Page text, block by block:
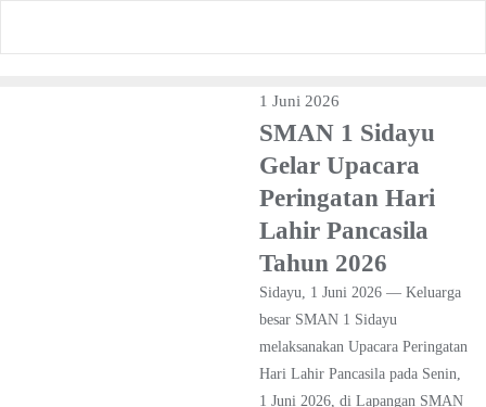
1 Juni 2026
SMAN 1 Sidayu
Gelar Upacara
Peringatan Hari
Lahir Pancasila
Tahun 2026
Sidayu, 1 Juni 2026 — Keluarga
besar SMAN 1 Sidayu
melaksanakan Upacara Peringatan
Hari Lahir Pancasila pada Senin,
1 Juni 2026, di Lapangan SMAN